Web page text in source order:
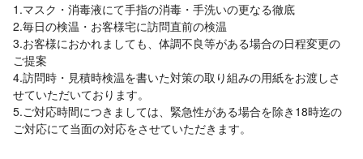
1.マスク・消毒液にて手指の消毒・手洗いの更なる徹底
2.毎日の検温・お客様宅に訪問直前の検温
3.お客様におかれましても、体調不良等がある場合の日程変更の
ご提案
4.訪問時・見積時検温を書いた対策の取り組みの用紙をお渡しさ
せていただいております。
5.ご対応時間につきましては、緊急性がある場合を除き18時迄の
ご対応にて当面の対応をさせていただきます。